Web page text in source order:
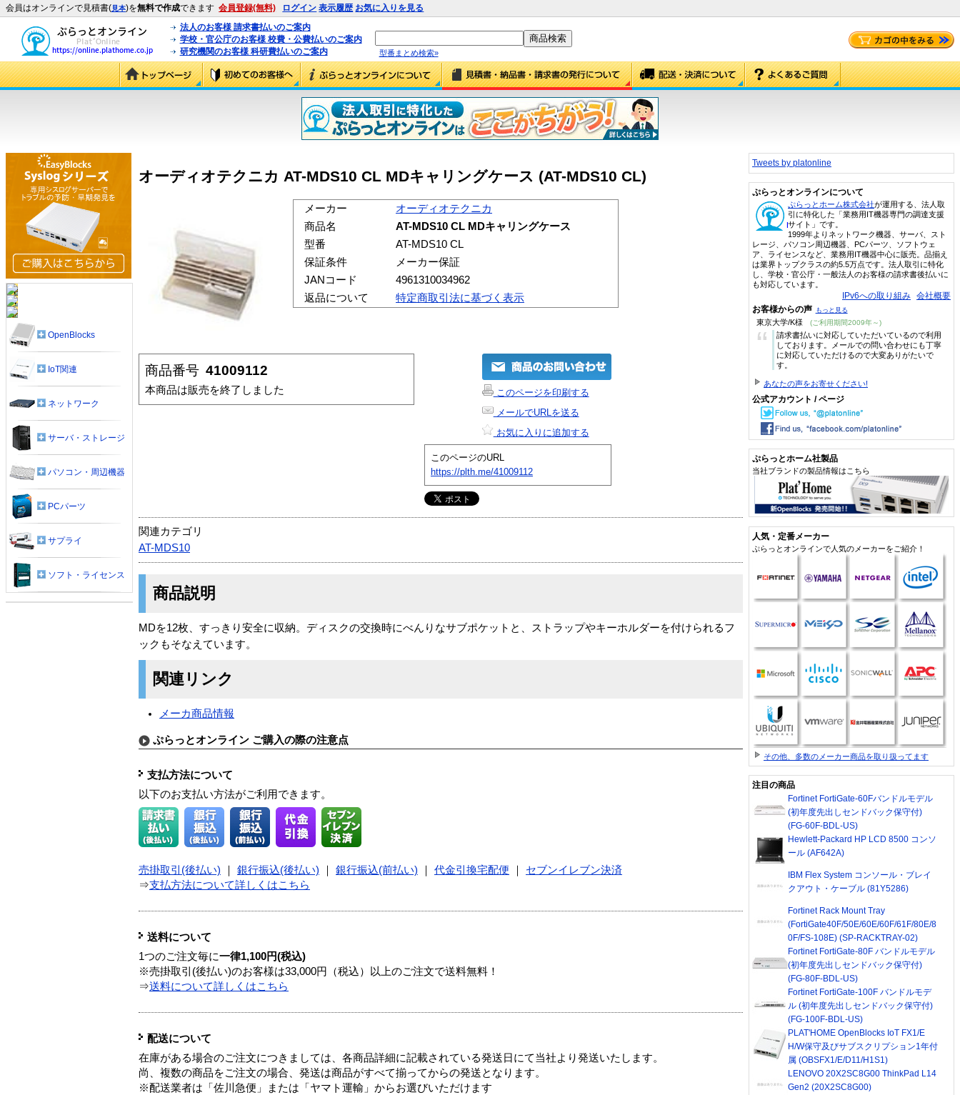
会員はオンラインで見積書(見本)を無料で作成できます 会員登録(無料) ログイン 表示履歴 お気に入りを見る
法人のお客様 請求書払いのご案内
学校・官公庁のお客様 校費・公費払いのご案内
研究機関のお客様 科研費払いのご案内
型番まとめ検索»
オーディオテクニカ AT-MDS10 CL MDキャリングケース (AT-MDS10 CL)
メーカー
オーディオテクニカ
商品名
AT-MDS10 CL MDキャリングケース
型番
AT-MDS10 CL
保証条件
メーカー保証
JANコード
4961310034962
返品について
特定商取引法に基づく表示
商品番号 41009112
本商品は販売を終了しました
このページを印刷する
メールでURLを送る
お気に入りに追加する
このページのURL
https://plth.me/41009112
関連カテゴリ
AT-MDS10
商品説明
MDを12枚、すっきり安全に収納。ディスクの交換時にべんりなサブポケットと、ストラップやキーホルダーを付けられるフ
ックもそなえています。
関連リンク
メーカ商品情報
ぷらっとオンライン ご購入の際の注意点
支払方法について
以下のお支払い方法がご利用できます。
売掛取引(後払い) 銀行振込(後払い) 銀行振込(前払い) 代金引換宅配便
セブンイレブン決済
⇒支払方法について詳しくはこちら
送料について
1つのご注文毎に一律1,100円(税込)
※売掛取引(後払い)のお客様は33,000円（税込）以上のご注文で送料無料！
⇒送料について詳しくはこちら
配送について
在庫がある場合のご注文につきましては、各商品詳細に記載されている発送日にて当社より発送いたします。
尚、複数の商品をご注文の場合、発送は商品がすべて揃ってからの発送となります。
※配送業者は「佐川急便」または「ヤマト運輸」からお選びいただけます
OpenBlocks
IoT関連
ネットワーク
サーバ・ストレージ
パソコン・周辺機器
PCパーツ
サプライ
ソフト・ライセンス
Tweets by platonline
ぷらっとオンラインについて
ぷらっとホーム株式会社が運用する、法人取
引に特化した「業務用IT機器専門の調達支援
サイト」です。
1999年よりネットワーク機器、サーバ、スト
レージ、パソコン周辺機器、PCパーツ、ソフトウェ
ア、ライセンスなど、業務用IT機器中心に販売。品揃え
は業界トップクラスの約5.5万点です。法人取引に特化
し、学校・官公庁・一般法人のお客様の請求書後払いに
も対応しています。
IPv6への取り組み 会社概要
お客様からの声 もっと見る
東京大学/K様 (ご利用期間2009年～)
“
請求書払いに対応していただいているので利用
しております。メールでの問い合わせにも丁寧
に対応していただけるので大変ありがたいで
す。
あなたの声をお寄せください!
公式アカウント / ページ
ぷらっとホーム社製品
当社ブランドの製品情報はこちら
人気・定番メーカー
ぷらっとオンラインで人気のメーカーをご紹介！
その他、多数のメーカー商品を取り扱ってます
注目の商品
Fortinet FortiGate-60Fバンドルモデル
(初年度先出しセンドバック保守付)
(FG-60F-BDL-US)
Hewlett-Packard HP LCD 8500 コンソ
ール (AF642A)
IBM Flex System コンソール・ブレイ
クアウト・ケーブル (81Y5286)
Fortinet Rack Mount Tray
(FortiGate40F/50E/60E/60F/61F/80E/8
0F/FS-108E) (SP-RACKTRAY-02)
Fortinet FortiGate-80F バンドルモデル
(初年度先出しセンドバック保守付)
(FG-80F-BDL-US)
Fortinet FortiGate-100F バンドルモデ
ル (初年度先出しセンドバック保守付)
(FG-100F-BDL-US)
PLAT'HOME OpenBlocks IoT FX1/E
H/W保守及びサブスクリプション1年付
属 (OBSFX1/E/D11/H1S1)
LENOVO 20X2SC8G00 ThinkPad L14
Gen2 (20X2SC8G00)